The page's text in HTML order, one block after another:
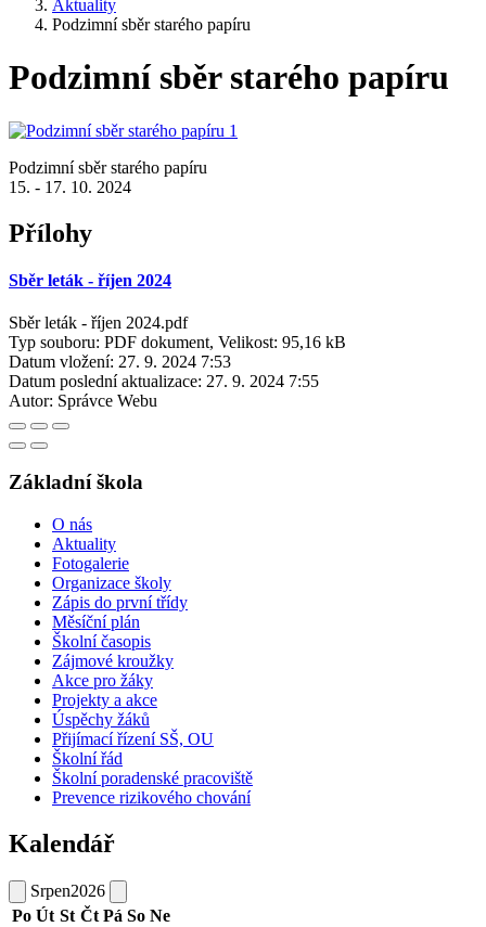
Aktuality
Podzimní sběr starého papíru
Podzimní sběr starého papíru
Podzimní sběr starého papíru
15. - 17. 10. 2024
Přílohy
Sběr leták - říjen 2024
Sběr leták - říjen 2024.pdf
Typ souboru: PDF dokument, Velikost: 95,16 kB
Datum vložení: 27. 9. 2024 7:53
Datum poslední aktualizace: 27. 9. 2024 7:55
Autor: Správce Webu
Základní škola
O nás
Aktuality
Fotogalerie
Organizace školy
Zápis do první třídy
Měsíční plán
Školní časopis
Zájmové kroužky
Akce pro žáky
Projekty a akce
Úspěchy žáků
Přijímací řízení SŠ, OU
Školní řád
Školní poradenské pracoviště
Prevence rizikového chování
Kalendář
Srpen2026
Po Út St Čt Pá So Ne